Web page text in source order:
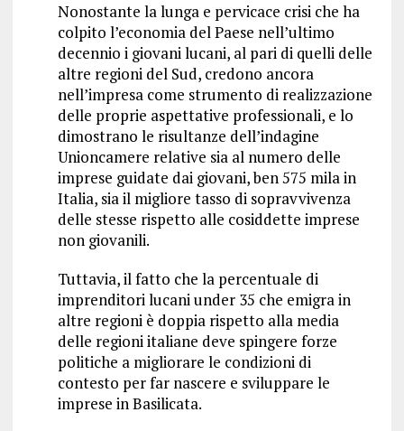
Nonostante la lunga e pervicace crisi che ha
colpito l’economia del Paese nell’ultimo
decennio i giovani lucani, al pari di quelli delle
altre regioni del Sud, credono ancora
nell’impresa come strumento di realizzazione
delle proprie aspettative professionali, e lo
dimostrano le risultanze dell’indagine
Unioncamere relative sia al numero delle
imprese guidate dai giovani, ben 575 mila in
Italia, sia il migliore tasso di sopravvivenza
delle stesse rispetto alle cosiddette imprese
non giovanili.
Tuttavia, il fatto che la percentuale di
imprenditori lucani under 35 che emigra in
altre regioni è doppia rispetto alla media
delle regioni italiane deve spingere forze
politiche a migliorare le condizioni di
contesto per far nascere e sviluppare le
imprese in Basilicata.